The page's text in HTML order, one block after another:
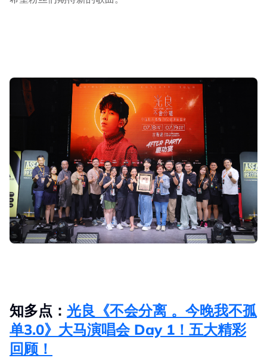
知多点： 光良《不会分离 。今晚我不孤
单3.0》大马演唱会 Day 1！五大精彩
回顾！